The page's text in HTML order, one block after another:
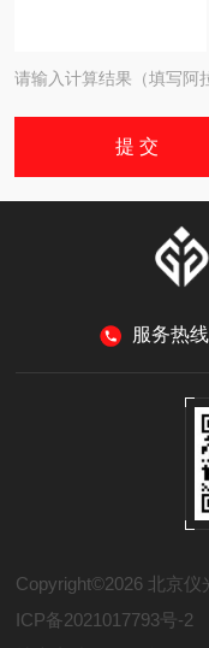
请输入计算结果（填写阿
服务热线
Copyright©2026 北京
ICP备2021017793号-2